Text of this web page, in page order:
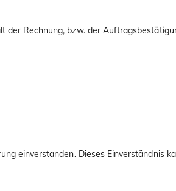
der Rechnung, bzw. der
einverstanden. Dieses Einverständnis